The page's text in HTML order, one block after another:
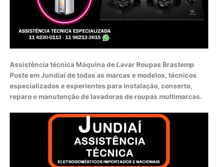
Assistência técnica Máquina de Lavar Roupas Brastemp
Poste em Jundiaí de todas as marcas e modelos, técnicos
especializados e experientes para instalação, conserto,
reparo e manutenção de lavadoras de roupas multimarcas.